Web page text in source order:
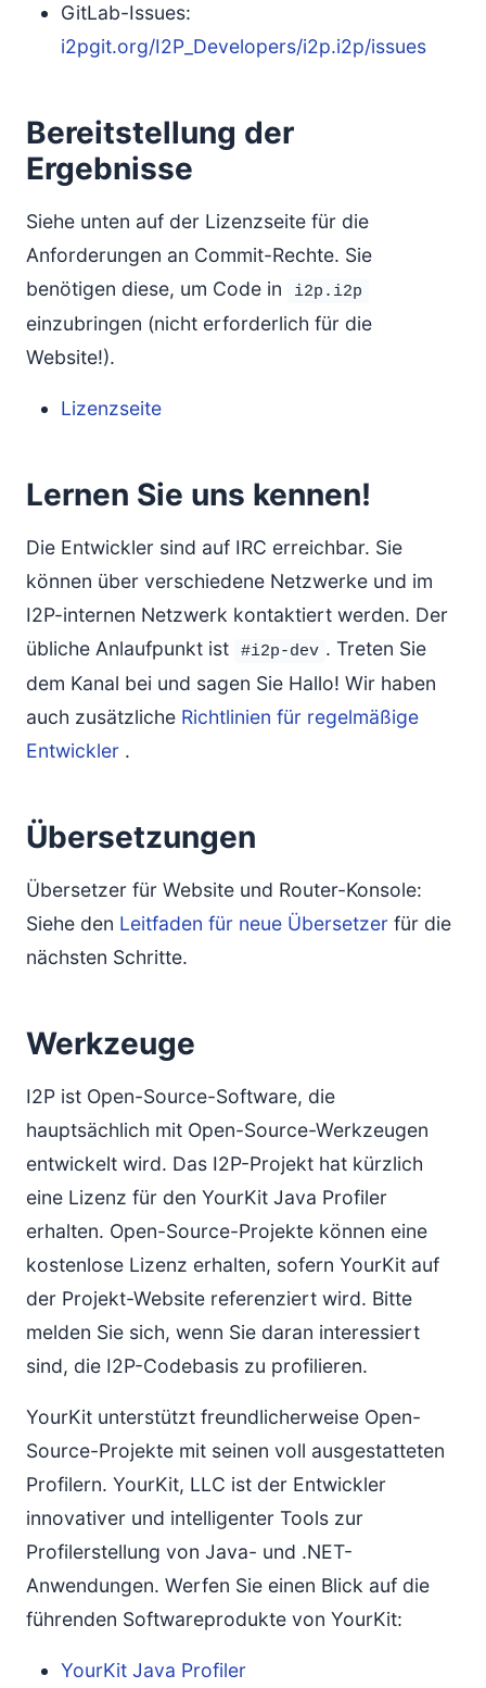
GitLab-Issues:
i2pgit.org/I2P_Developers/i2p.i2p/issues
Bereitstellung der
Ergebnisse
Siehe unten auf der Lizenzseite für die
Anforderungen an Commit-Rechte. Sie
benötigen diese, um Code in
i2p.i2p
einzubringen (nicht erforderlich für die
Website!).
Lizenzseite
Lernen Sie uns kennen!
Die Entwickler sind auf IRC erreichbar. Sie
können über verschiedene Netzwerke und im
I2P-internen Netzwerk kontaktiert werden. Der
übliche Anlaufpunkt ist
#i2p-dev . Treten Sie
dem Kanal bei und sagen Sie Hallo! Wir haben
auch zusätzliche Richtlinien für regelmäßige
Entwickler .
Übersetzungen
Übersetzer für Website und Router-Konsole:
Siehe den Leitfaden für neue Übersetzer für die
nächsten Schritte.
Werkzeuge
I2P ist Open-Source-Software, die
hauptsächlich mit Open-Source-Werkzeugen
entwickelt wird. Das I2P-Projekt hat kürzlich
eine Lizenz für den YourKit Java Profiler
erhalten. Open-Source-Projekte können eine
kostenlose Lizenz erhalten, sofern YourKit auf
der Projekt-Website referenziert wird. Bitte
melden Sie sich, wenn Sie daran interessiert
sind, die I2P-Codebasis zu profilieren.
YourKit unterstützt freundlicherweise Open-
Source-Projekte mit seinen voll ausgestatteten
Profilern. YourKit, LLC ist der Entwickler
innovativer und intelligenter Tools zur
Profilerstellung von Java- und .NET-
Anwendungen. Werfen Sie einen Blick auf die
führenden Softwareprodukte von YourKit:
YourKit Java Profiler